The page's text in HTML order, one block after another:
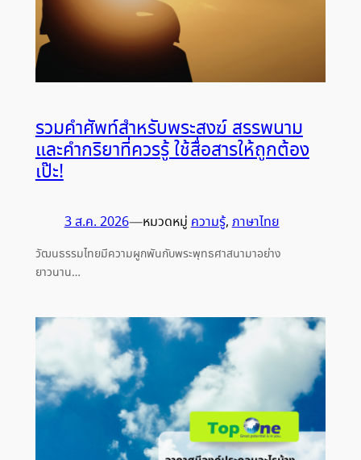
รวมคำศัพท์สำหรับพระสงฆ์ สรรพนาม
และคำกริยาที่ควรรู้ ใช้สื่อสารให้ถูกต้อง
เป๊ะ!
3 ส.ค. 2026—หมวดหมู่ความรู้, ภาษาไทย
วัฒนธรรมไทยมีความผูกพันกับพระพุทธศาสนามาอย่าง
ยาวนาน…